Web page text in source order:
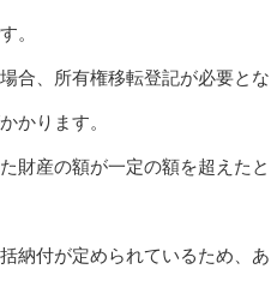
。
合、所有権移転登記が必要とな
かります。
財産の額が一定の額を超えたと
納付が定められているため、あ